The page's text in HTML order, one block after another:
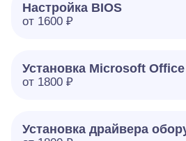
Настройка BIOS
от 1600 ₽
Установка Microsoft Office
от 1800 ₽
Установка драйвера